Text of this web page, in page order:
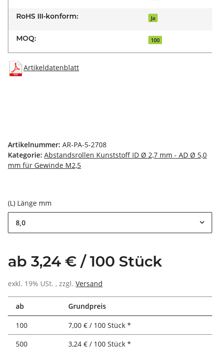
RoHS III-konform: Ja
MOQ: 100
Artikeldatenblatt
Artikelnummer: AR-PA-5-2708
Kategorie: Abstandsrollen Kunststoff ID Ø 2,7 mm - AD Ø 5,0
mm für Gewinde M2,5
(L) Länge mm
8,0
ab 3,24 € / 100 Stück
exkl. 19% USt. , zzgl. Versand
ab Grundpreis
100
7,00 € / 100 Stück *
500
3,24 € / 100 Stück *